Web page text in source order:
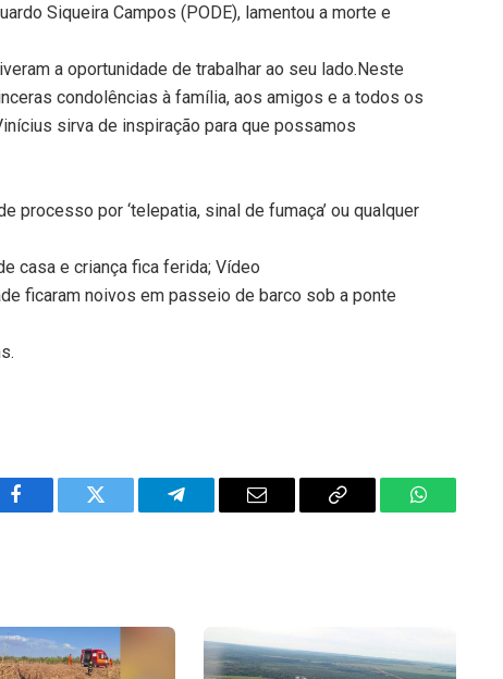
Siqueira Campos (PODE), lamentou a morte e
a oportunidade de trabalhar ao seu lado.Neste
condolências à família, aos amigos e a todos os
sirva de inspiração para que possamos
processo por ‘telepatia, sinal de fumaça’ ou qualquer
casa e criança fica ferida; Vídeo
ficaram noivos em passeio de barco sob a ponte
Facebook Twitter Telegram Email
Copy
WhatsApp